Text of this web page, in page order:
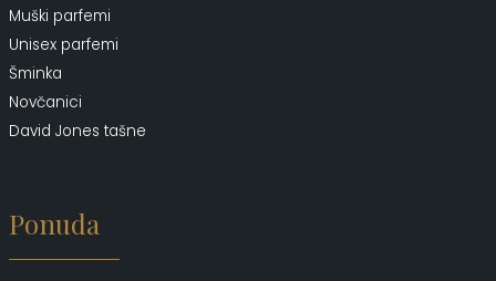
Muški parfemi
Unisex parfemi
Šminka
Novčanici
David Jones tašne
Ponuda